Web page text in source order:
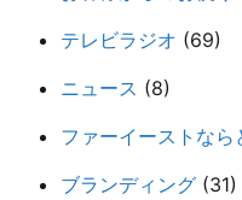
テレビラジオ (69)
ニュース (8)
ファーイーストなら
ブランディング (31)